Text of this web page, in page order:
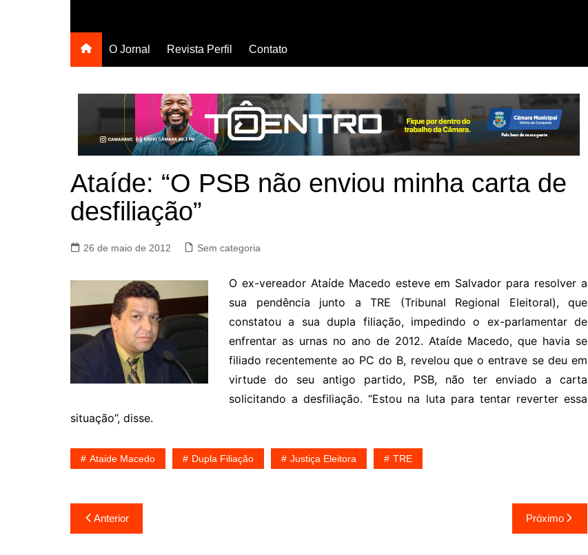
O Jornal Revista Perfil Contato
Ataíde: “O PSB não enviou minha carta de
desfiliação”
26 de maio de 2012 Sem categoria
O ex-vereador Ataíde Macedo esteve em Salvador para resolver a
sua pendência junto a TRE (Tribunal Regional Eleitoral), que
constatou a sua dupla filiação, impedindo o ex-parlamentar de
enfrentar as urnas no ano de 2012. Ataíde Macedo, que havia se
filiado recentemente ao PC do B, revelou que o entrave se deu em
virtude do seu antigo partido, PSB, não ter enviado a carta
solicitando a desfiliação. “Estou na luta para tentar reverter essa
situação”, disse.
Ataide Macedo Dupla Filiação Justiça Eleitora TRE
Navegação
de
Anterior Próximo